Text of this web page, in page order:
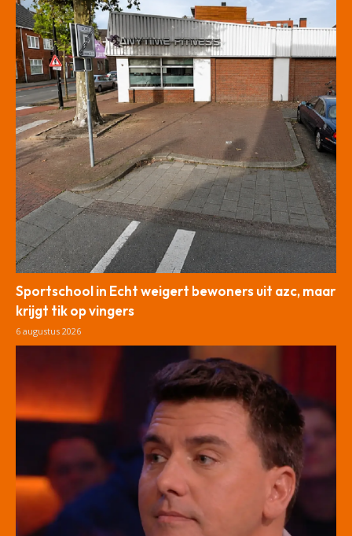
Sportschool in Echt weigert bewoners uit azc, maar
krijgt tik op vingers
6 augustus 2026